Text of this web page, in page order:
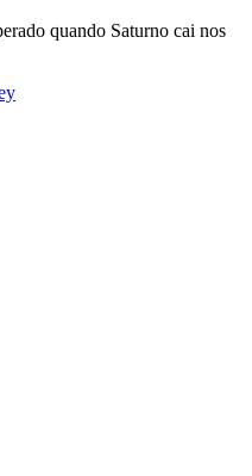
quando Saturno cai nos